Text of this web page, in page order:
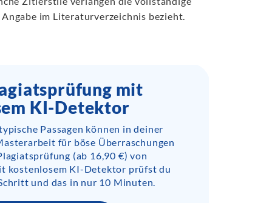
im Literaturverzeichnis bezieht.
mit
KI-Detektor
Passagen können in deiner
für böse Überraschungen
(ab 16,90 €) von
kostenlosem KI-Detektor prüfst du
und das in nur 10 Minuten.